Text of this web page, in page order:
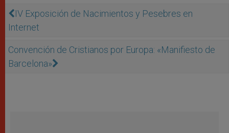
IV Exposición de Nacimientos y Pesebres en
Internet
Convención de Cristianos por Europa: «Manifiesto de
Barcelona»